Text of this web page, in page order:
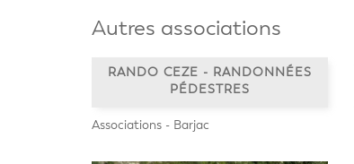
Autres associations
RANDO CEZE - RANDONNÉES
PÉDESTRES
Associations - Barjac